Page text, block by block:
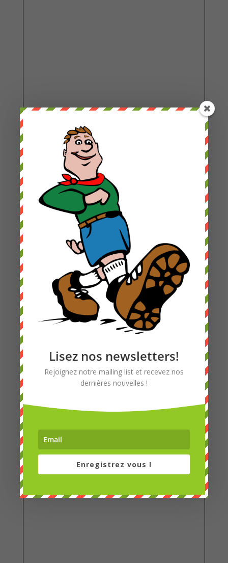
Lisez nos newsletters!
Rejoignez notre mailing list et recevez nos
dernières nouvelles !
Enregistrez vous !